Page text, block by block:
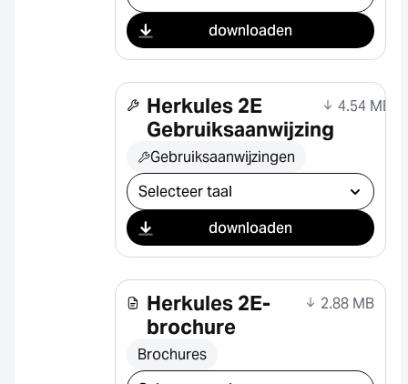
downloaden
Herkules 2E
Gebruiksaanwijzing
4.54 MB
Gebruiksaanwijzingen
Selecteer download
downloaden
Herkules 2E-
brochure
2.88 MB
Brochures